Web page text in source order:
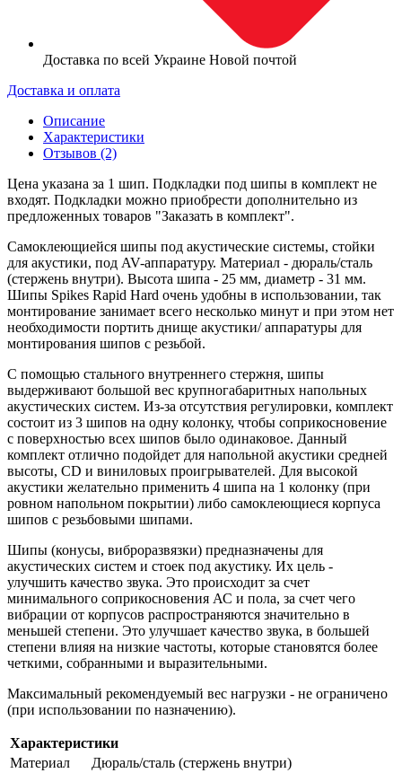
Доставка по всей Украине Новой почтой
Доставка и оплата
Описание
Характеристики
Отзывов (2)
Цена указана за 1 шип. Подкладки под шипы в комплект не
входят. Подкладки можно приобрести дополнительно из
предложенных товаров "Заказать в комплект".
Самоклеющиейся шипы под акустические системы, стойки
для акустики, под AV-аппаратуру. Материал - дюраль/сталь
(стержень внутри). Высота шипа - 25 мм, диаметр - 31 мм.
Шипы Spikes Rapid Hard очень удобны в использовании, так
монтирование занимает всего несколько минут и при этом нет
необходимости портить днище акустики/ аппаратуры для
монтирования шипов с резьбой.
С помощью стального внутреннего стержня, шипы
выдерживают большой вес крупногабаритных напольных
акустических систем. Из-за отсутствия регулировки, комплект
состоит из 3 шипов на одну колонку, чтобы соприкосновение
с поверхностью всех шипов было одинаковое. Данный
комплект отлично подойдет для напольной акустики средней
высоты, CD и виниловых проигрывателей. Для высокой
акустики желательно применить 4 шипа на 1 колонку (при
ровном напольном покрытии) либо самоклеющиеся корпуса
шипов с резьбовыми шипами.
Шипы (конусы, виброразвязки) предназначены для
акустических систем и стоек под акустику. Их цель -
улучшить качество звука. Это происходит за счет
минимального соприкосновения АС и пола, за счет чего
вибрации от корпусов распространяются значительно в
меньшей степени. Это улучшает качество звука, в большей
степени влияя на низкие частоты, которые становятся более
четкими, собранными и выразительными.
Максимальный рекомендуемый вес нагрузки - не ограничено
(при использовании по назначению).
Характеристики
Материал
Дюраль/сталь (стержень внутри)